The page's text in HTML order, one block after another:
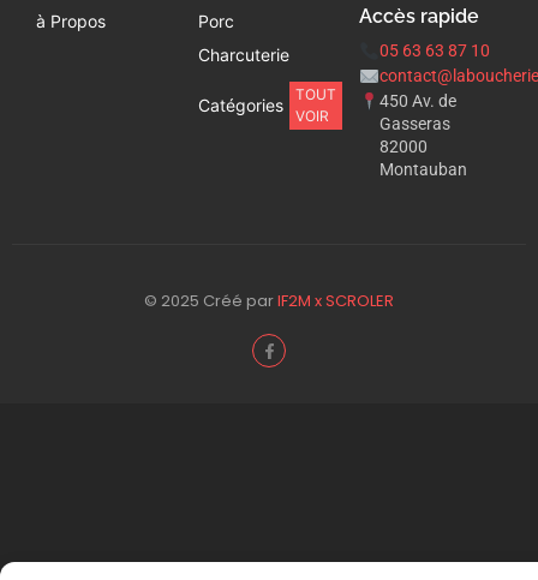
à Propos
Porc
Charcuterie
Catégories
TOUT
VOIR
Accès rapide
05 63 63 87 10
450 Av. de
Gasseras
82000
Montauban
© 2025 Créé parIF2M x SCROLER